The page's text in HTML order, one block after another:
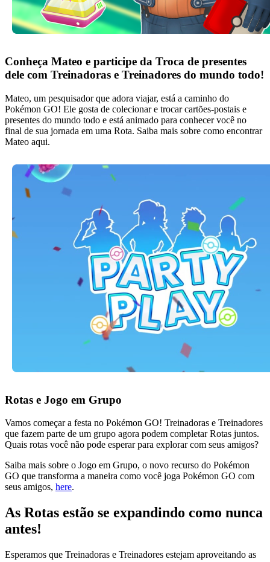
Conheça Mateo e participe da Troca de presentes
dele com Treinadoras e Treinadores do mundo todo!
Mateo, um pesquisador que adora viajar, está a caminho do
Pokémon GO! Ele gosta de colecionar e trocar cartões-postais e
presentes do mundo todo e está animado para conhecer você no
final de sua jornada em uma Rota. Saiba mais sobre como encontrar
Mateo aqui.
Rotas e Jogo em Grupo
Vamos começar a festa no Pokémon GO! Treinadoras e Treinadores
que fazem parte de um grupo agora podem completar Rotas juntos.
Quais rotas você não pode esperar para explorar com seus amigos?
Saiba mais sobre o Jogo em Grupo, o novo recurso do Pokémon
GO que transforma a maneira como você joga Pokémon GO com
seus amigos, here.
As Rotas estão se expandindo como nunca
antes!
Esperamos que Treinadoras e Treinadores estejam aproveitando as